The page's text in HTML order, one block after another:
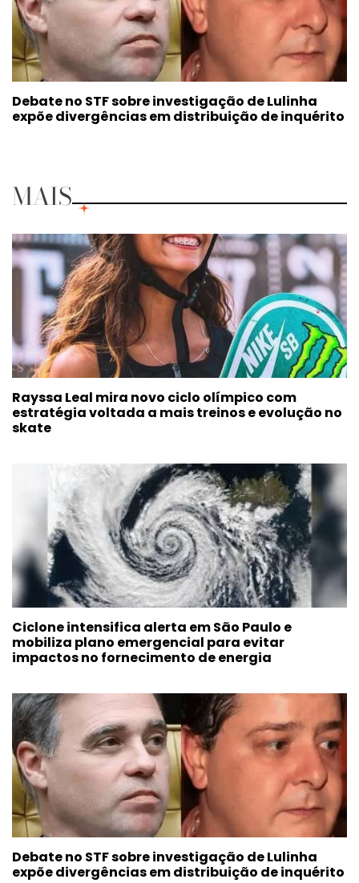
Debate no STF sobre investigação de Lulinha
expõe divergências em distribuição de inquérito
MAIS
Rayssa Leal mira novo ciclo olímpico com
estratégia voltada a mais treinos e evolução no
skate
Ciclone intensifica alerta em São Paulo e
mobiliza plano emergencial para evitar
impactos no fornecimento de energia
Debate no STF sobre investigação de Lulinha
expõe divergências em distribuição de inquérito